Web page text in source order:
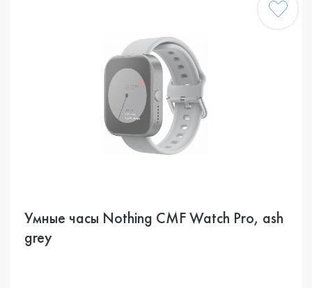
Умные часы Nothing CMF Watch Pro, ash
grey